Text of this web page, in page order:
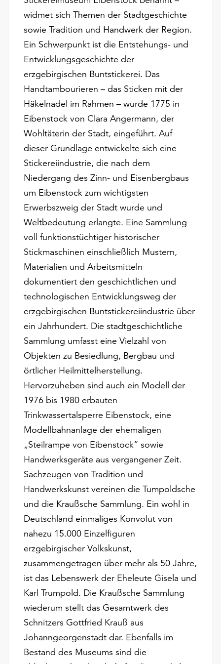
Ende
Seite
Schaltfläche
„Cookie-
Einstellungen“
Verfügung.
Funktionale
Cookies
auch
ohne
Einverständnis
weiterhin
ausgeführt.
Möchten
verwendeten
Cookies
anpassen,
erreichen
Einstellungen
über
Schaltfläche
„Auswählen“.
Weitere
Informationen
finden
unserer
Datenschutzerklärung
oder
dem
widmet sich Themen der Stadtgeschichte
sowie Tradition und Handwerk der Region.
Ein Schwerpunkt ist die Entstehungs- und
Entwicklungsgeschichte der
erzgebirgischen Buntstickerei. Das
Handtambourieren – das Sticken mit der
Häkelnadel im Rahmen – wurde 1775 in
Eibenstock von Clara Angermann, der
Wohltäterin der Stadt, eingeführt. Auf
dieser Grundlage entwickelte sich eine
Stickereiindustrie, die nach dem
Niedergang des Zinn- und Eisenbergbaus
um Eibenstock zum wichtigsten
Erwerbszweig der Stadt wurde und
Weltbedeutung erlangte. Eine Sammlung
voll funktionstüchtiger historischer
Stickmaschinen einschließlich Mustern,
Materialien und Arbeitsmitteln
dokumentiert den geschichtlichen und
technologischen Entwicklungsweg der
erzgebirgischen Buntstickereiindustrie über
ein Jahrhundert. Die stadtgeschichtliche
Sammlung umfasst eine Vielzahl von
Objekten zu Besiedlung, Bergbau und
örtlicher Heilmittelherstellung.
Hervorzuheben sind auch ein Modell der
1976 bis 1980 erbauten
Trinkwassertalsperre Eibenstock, eine
Modellbahnanlage der ehemaligen
„Steilrampe von Eibenstock“ sowie
Handwerksgeräte aus vergangener Zeit.
Sachzeugen von Tradition und
Handwerkskunst vereinen die Tumpoldsche
und die Kraußsche Sammlung. Ein wohl in
Deutschland einmaliges Konvolut von
nahezu 15.000 Einzelfiguren
erzgebirgischer Volkskunst,
zusammengetragen über mehr als 50 Jahre,
ist das Lebenswerk der Eheleute Gisela und
Karl Trumpold. Die Kraußsche Sammlung
wiederum stellt das Gesamtwerk des
Schnitzers Gottfried Krauß aus
Johanngeorgenstadt dar. Ebenfalls im
Bestand des Museums sind die